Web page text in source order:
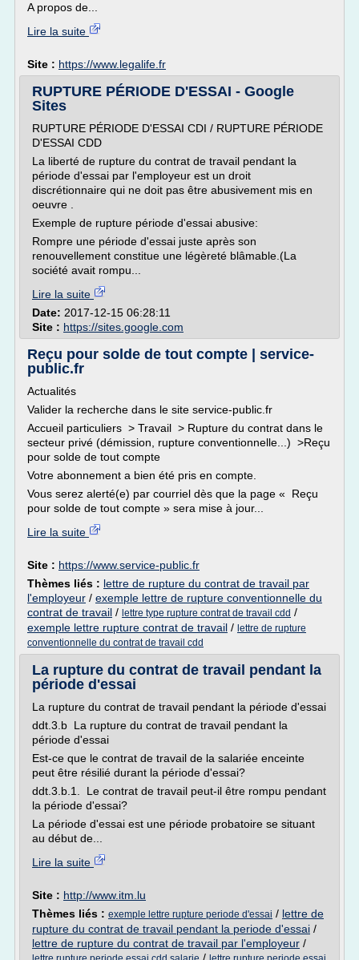
A propos de...
Lire la suite
Site : https://www.legalife.fr
RUPTURE PÉRIODE D'ESSAI - Google
Sites
RUPTURE PÉRIODE D'ESSAI CDI / RUPTURE PÉRIODE
D'ESSAI CDD
La liberté de rupture du contrat de travail pendant la
période d'essai par l'employeur est un droit
discrétionnaire qui ne doit pas être abusivement mis en
oeuvre .
Exemple de rupture période d'essai abusive:
Rompre une période d'essai juste après son
renouvellement constitue une légèreté blâmable.(La
société avait rompu...
Lire la suite
Date: 2017-12-15 06:28:11
Site : https://sites.google.com
Reçu pour solde de tout compte | service-
public.fr
Actualités
Valider la recherche dans le site service-public.fr
Accueil particuliers > Travail > Rupture du contrat dans le
secteur privé (démission, rupture conventionnelle...) >Reçu
pour solde de tout compte
Votre abonnement a bien été pris en compte.
Vous serez alerté(e) par courriel dès que la page « Reçu
pour solde de tout compte » sera mise à jour...
Lire la suite
Site : https://www.service-public.fr
Thèmes liés : lettre de rupture du contrat de travail par
l'employeur / exemple lettre de rupture conventionnelle du
contrat de travail / lettre type rupture contrat de travail cdd /
exemple lettre rupture contrat de travail / lettre de rupture
conventionnelle du contrat de travail cdd
La rupture du contrat de travail pendant la
période d'essai
La rupture du contrat de travail pendant la période d'essai
ddt.3.b La rupture du contrat de travail pendant la
période d'essai
Est-ce que le contrat de travail de la salariée enceinte
peut être résilié durant la période d'essai?
ddt.3.b.1. Le contrat de travail peut-il être rompu pendant
la période d'essai?
La période d'essai est une période probatoire se situant
au début de...
Lire la suite
Site : http://www.itm.lu
Thèmes liés : exemple lettre rupture periode d'essai / lettre de
rupture du contrat de travail pendant la periode d'essai /
lettre de rupture du contrat de travail par l'employeur /